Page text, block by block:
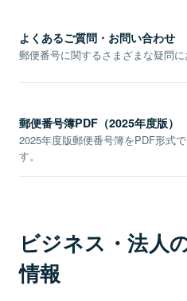
よくあるご質問・お問い合わせ
郵便番号に関するさまざまな疑問に
郵便番号簿PDF（2025年度版）
2025年度版郵便番号簿をPDF形式
す。
ビジネス・法人
情報